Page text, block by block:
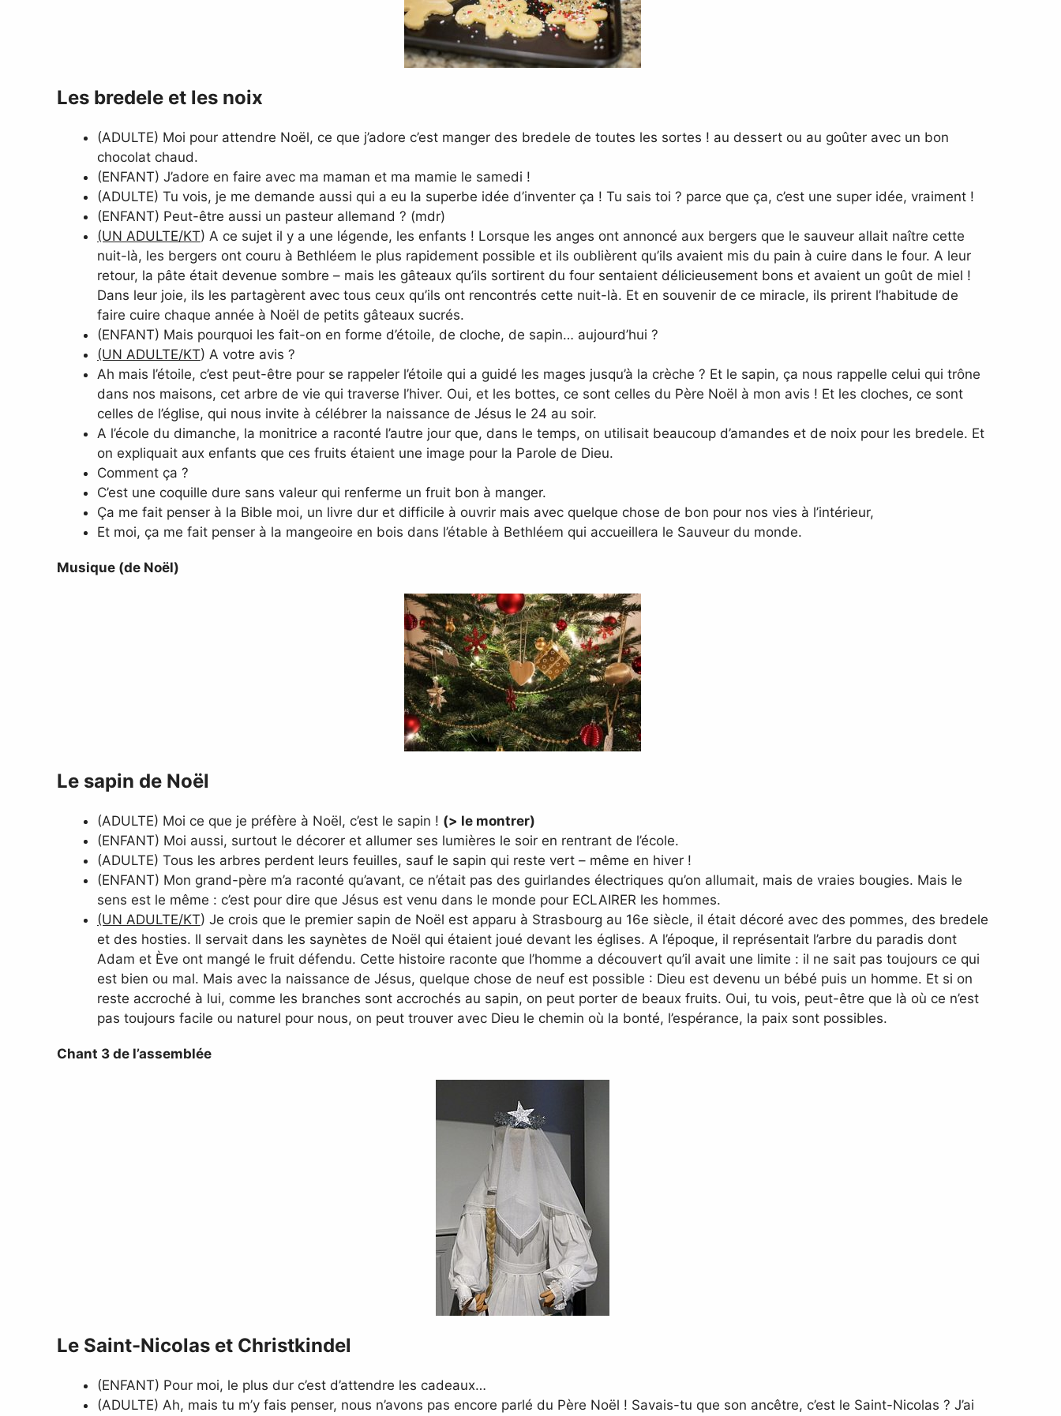
Les bredele et les noix
(ADULTE) Moi pour attendre Noël, ce que j’adore c’est manger des bredele de toutes les sortes ! au dessert ou au goûter avec un bon
chocolat chaud.
(ENFANT) J’adore en faire avec ma maman et ma mamie le samedi !
(ADULTE) Tu vois, je me demande aussi qui a eu la superbe idée d’inventer ça ! Tu sais toi ? parce que ça, c’est une super idée, vraiment !
(ENFANT) Peut-être aussi un pasteur allemand ? (mdr)
(UN ADULTE/KT) A ce sujet il y a une légende, les enfants ! Lorsque les anges ont annoncé aux bergers que le sauveur allait naître cette
nuit-là, les bergers ont couru à Bethléem le plus rapidement possible et ils oublièrent qu’ils avaient mis du pain à cuire dans le four. A leur
retour, la pâte était devenue sombre – mais les gâteaux qu’ils sortirent du four sentaient délicieusement bons et avaient un goût de miel !
Dans leur joie, ils les partagèrent avec tous ceux qu’ils ont rencontrés cette nuit-là. Et en souvenir de ce miracle, ils prirent l’habitude de
faire cuire chaque année à Noël de petits gâteaux sucrés.
(ENFANT) Mais pourquoi les fait-on en forme d’étoile, de cloche, de sapin… aujourd’hui ?
(UN ADULTE/KT) A votre avis ?
Ah mais l’étoile, c’est peut-être pour se rappeler l’étoile qui a guidé les mages jusqu’à la crèche ? Et le sapin, ça nous rappelle celui qui trône
dans nos maisons, cet arbre de vie qui traverse l’hiver. Oui, et les bottes, ce sont celles du Père Noël à mon avis ! Et les cloches, ce sont
celles de l’église, qui nous invite à célébrer la naissance de Jésus le 24 au soir.
A l’école du dimanche, la monitrice a raconté l’autre jour que, dans le temps, on utilisait beaucoup d’amandes et de noix pour les bredele. Et
on expliquait aux enfants que ces fruits étaient une image pour la Parole de Dieu.
Comment ça ?
C’est une coquille dure sans valeur qui renferme un fruit bon à manger.
Ça me fait penser à la Bible moi, un livre dur et difficile à ouvrir mais avec quelque chose de bon pour nos vies à l’intérieur,
Et moi, ça me fait penser à la mangeoire en bois dans l’étable à Bethléem qui accueillera le Sauveur du monde.
Musique (de Noël)
Le sapin de Noël
(ADULTE) Moi ce que je préfère à Noël, c’est le sapin ! (> le montrer)
(ENFANT) Moi aussi, surtout le décorer et allumer ses lumières le soir en rentrant de l’école.
(ADULTE) Tous les arbres perdent leurs feuilles, sauf le sapin qui reste vert – même en hiver !
(ENFANT) Mon grand-père m’a raconté qu’avant, ce n’était pas des guirlandes électriques qu’on allumait, mais de vraies bougies. Mais le
sens est le même : c’est pour dire que Jésus est venu dans le monde pour ECLAIRER les hommes.
(UN ADULTE/KT) Je crois que le premier sapin de Noël est apparu à Strasbourg au 16e siècle, il était décoré avec des pommes, des bredele
et des hosties. Il servait dans les saynètes de Noël qui étaient joué devant les églises. A l’époque, il représentait l’arbre du paradis dont
Adam et Ève ont mangé le fruit défendu. Cette histoire raconte que l’homme a découvert qu’il avait une limite : il ne sait pas toujours ce qui
est bien ou mal. Mais avec la naissance de Jésus, quelque chose de neuf est possible : Dieu est devenu un bébé puis un homme. Et si on
reste accroché à lui, comme les branches sont accrochés au sapin, on peut porter de beaux fruits. Oui, tu vois, peut-être que là où ce n’est
pas toujours facile ou naturel pour nous, on peut trouver avec Dieu le chemin où la bonté, l’espérance, la paix sont possibles.
Chant 3 de l’assemblée
Le Saint-Nicolas et Christkindel
(ENFANT) Pour moi, le plus dur c’est d’attendre les cadeaux…
(ADULTE) Ah, mais tu m’y fais penser, nous n’avons pas encore parlé du Père Noël ! Savais-tu que son ancêtre, c’est le Saint-Nicolas ? J’ai